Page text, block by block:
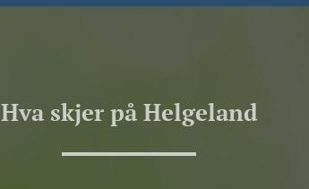
Hva skjer på Helgeland